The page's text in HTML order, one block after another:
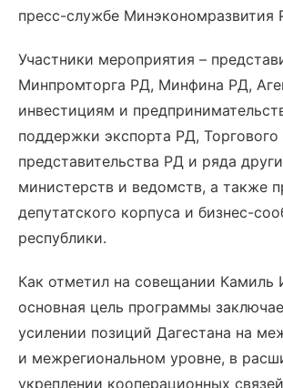
пресс-службе Минэкономразвития
Участники мероприятия –
Минпромторга РД, Минфина РД,
инвестициям и
поддержки экспорта РД, Торгового
представительства РД и ряда
министерств и ведомств, а также
депутатского корпуса и бизнес-
республики.
Как отметил на совещании Камиль
основная цель программы
усилении позиций Дагестана на
и межрегиональном уровне, в
укреплении кооперационных